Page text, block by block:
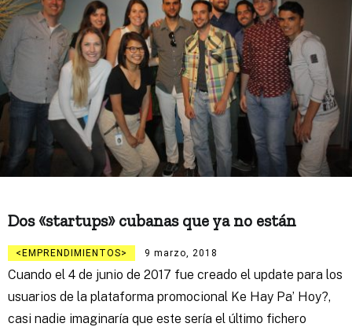
Dos «startups» cubanas que ya no están
EMPRENDIMIENTOS 9 marzo, 2018
Cuando el 4 de junio de 2017 fue creado el update para los
usuarios de la plataforma promocional Ke Hay Pa’ Hoy?,
casi nadie imaginaría que este sería el último fichero